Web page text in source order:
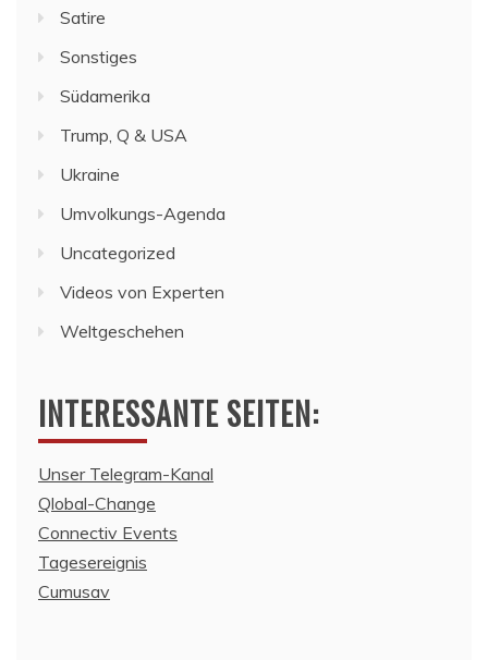
Satire
Sonstiges
Südamerika
Trump, Q & USA
Ukraine
Umvolkungs-Agenda
Uncategorized
Videos von Experten
Weltgeschehen
INTERESSANTE SEITEN:
Unser Telegram-Kanal
Qlobal-Change
Connectiv Events
Tagesereignis
Cumusav